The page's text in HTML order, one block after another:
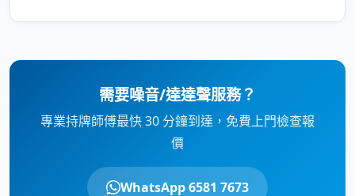
需要噪音/達達聲服務？
專業持牌師傅最快 30 分鐘到達，免費上門檢查報
價
WhatsApp 6581 7673